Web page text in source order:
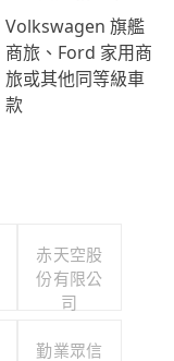
Volkswagen 旗艦
商旅、Ford 家用商
旅或其他同等級車
款
赤天空股
份有限公
司
勤業眾信